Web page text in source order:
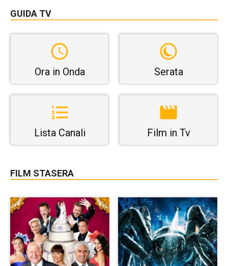
GUIDA TV
Ora in Onda Serata
Lista Canali Film in Tv
FILM STASERA